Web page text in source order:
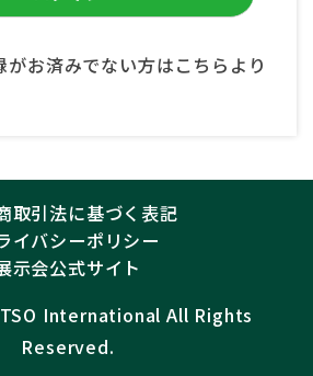
がお済みでない方はこちらより
取引法に基づく表記
イバシーポリシー
示会公式サイト
TSO International All Rights
Reserved.